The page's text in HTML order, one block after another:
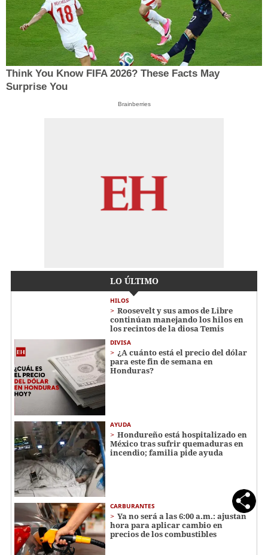
Think You Know FIFA 2026? These Facts May
Surprise You
Brainberries
LO ÚLTIMO
HILOS
Roosevelt y sus amos de Libre
continúan manejando los hilos en
los recintos de la diosa Temis
DIVISA
¿A cuánto está el precio del dólar
para este fin de semana en
Honduras?
AYUDA
Hondureño está hospitalizado en
México tras sufrir quemaduras en
incendio; familia pide ayuda
CARBURANTES
Ya no será a las 6:00 a.m.: ajustan
hora para aplicar cambio en
precios de los combustibles